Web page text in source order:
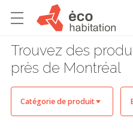
Trouvez des
près de Montréal
Catégorie de produit